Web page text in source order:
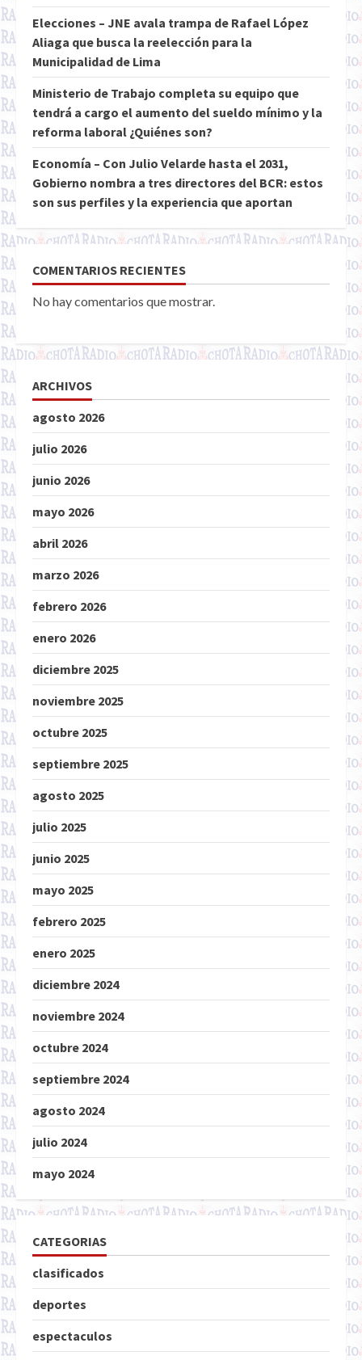
Elecciones – JNE avala trampa de Rafael López
Aliaga que busca la reelección para la
Municipalidad de Lima
Ministerio de Trabajo completa su equipo que
tendrá a cargo el aumento del sueldo mínimo y la
reforma laboral ¿Quiénes son?
Economía – Con Julio Velarde hasta el 2031,
Gobierno nombra a tres directores del BCR: estos
son sus perfiles y la experiencia que aportan
COMENTARIOS RECIENTES
No hay comentarios que mostrar.
ARCHIVOS
agosto 2026
julio 2026
junio 2026
mayo 2026
abril 2026
marzo 2026
febrero 2026
enero 2026
diciembre 2025
noviembre 2025
octubre 2025
septiembre 2025
agosto 2025
julio 2025
junio 2025
mayo 2025
febrero 2025
enero 2025
diciembre 2024
noviembre 2024
octubre 2024
septiembre 2024
agosto 2024
julio 2024
mayo 2024
CATEGORIAS
clasificados
deportes
espectaculos